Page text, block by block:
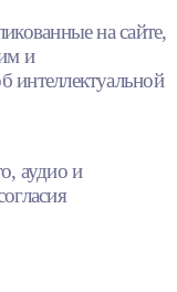
на сайте,
и
интеллектуальной
аудио и